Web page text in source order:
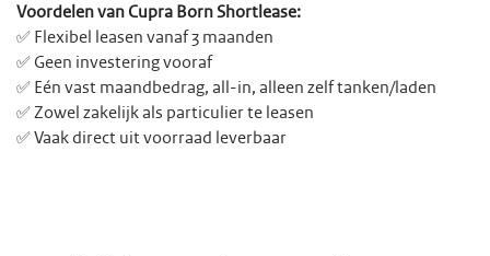
Voordelen van Cupra Born Shortlease:
✅ Flexibel leasen vanaf 3 maanden
✅ Geen investering vooraf
✅ Eén vast maandbedrag, all-in, alleen zelf tanken/laden
✅ Zowel zakelijk als particulier te leasen
✅ Vaak direct uit voorraad leverbaar